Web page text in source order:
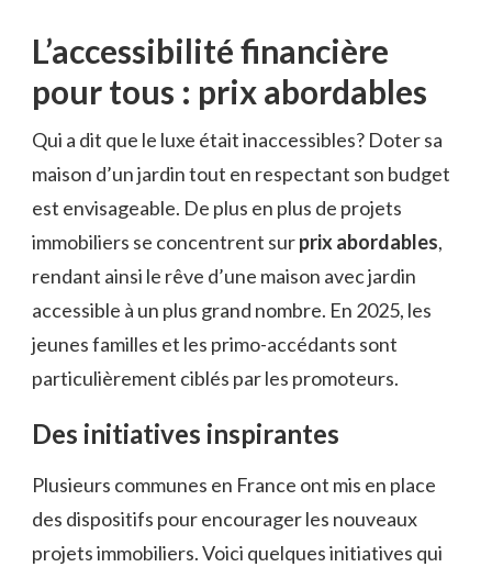
L’accessibilité financière
pour tous : prix abordables
Qui a dit que le luxe était inaccessibles? Doter sa
maison d’un jardin tout en respectant son budget
est envisageable. De plus en plus de projets
immobiliers se concentrent surprix abordables,
rendant ainsi le rêve d’une maison avec jardin
accessible à un plus grand nombre. En 2025, les
jeunes familles et les primo-accédants sont
particulièrement ciblés par les promoteurs.
Des initiatives inspirantes
Plusieurs communes en France ont mis en place
des dispositifs pour encourager les nouveaux
projets immobiliers. Voici quelques initiatives qui